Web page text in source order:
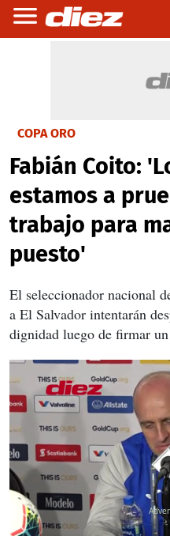
COPA ORO
Fabián Coito:
estamos a
trabajo para
puesto'
El seleccionador nacional
a El Salvador intentarán
dignidad luego de firmar